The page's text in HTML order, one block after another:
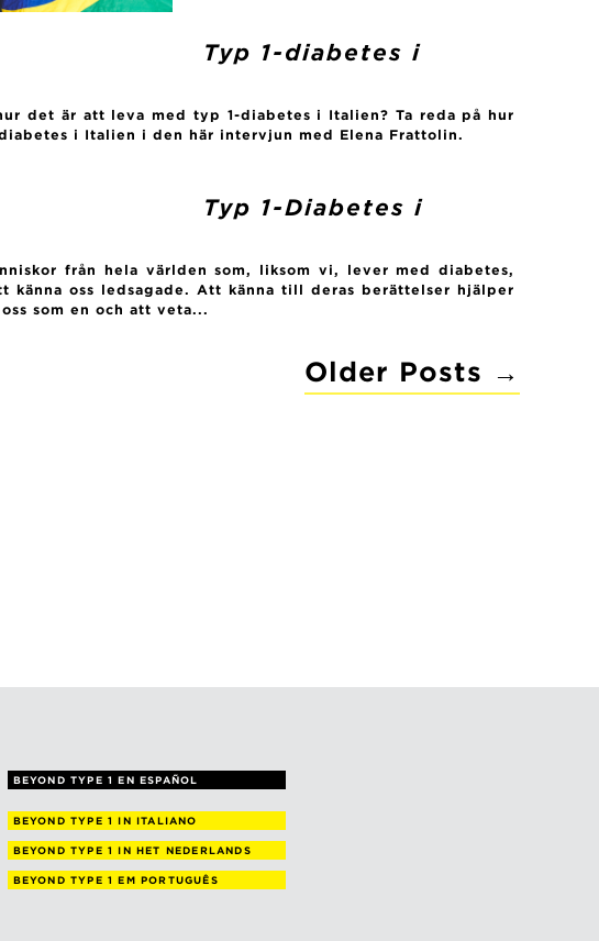
Typ 1-diabetes i
det är att leva med typ 1-diabetes i Italien? Ta reda på hur
i Italien i den här intervjun med Elena Frattolin.
Typ 1-Diabetes i
från hela världen som, liksom vi, lever med diabetes,
känna oss ledsagade. Att känna till deras berättelser hjälper
som en och att veta...
Older Posts →
BEYOND TYPE 1 EN ESPAÑOL
BEYOND TYPE 1IN ITALIANO
BEYOND TYPE 1IN HET NEDERLANDS
BEYOND TYPE 1EM PORTUGUÊS